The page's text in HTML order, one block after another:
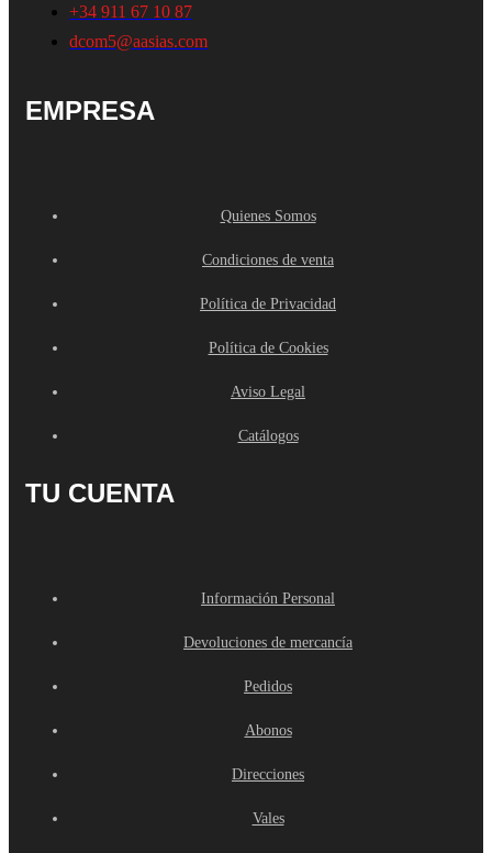
+34 911 67 10 87
dcom5@aasias.com
EMPRESA
Quienes Somos
Condiciones de venta
Política de Privacidad
Política de Cookies
Aviso Legal
Catálogos
TU CUENTA
Información Personal
Devoluciones de mercancía
Pedidos
Abonos
Direcciones
Vales